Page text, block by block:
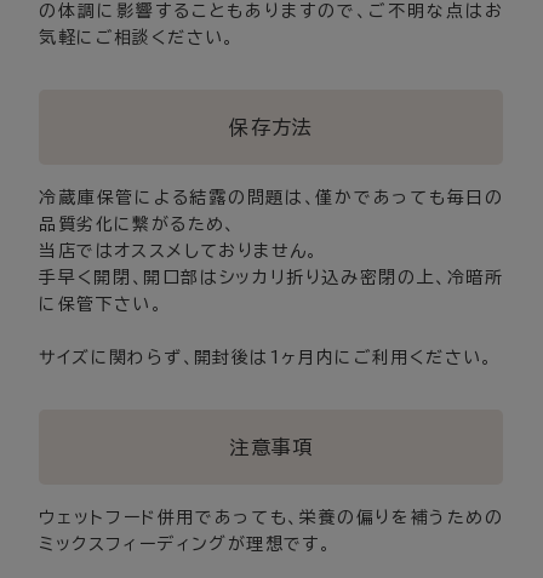
の体調に影響することもありますので、ご不明な点はお
気軽にご相談ください。
保存方法
冷蔵庫保管による結露の問題は、僅かであっても毎日の
品質劣化に繋がるため、
当店ではオススメしておりません。
手早く開閉、開口部はシッカリ折り込み密閉の上、冷暗所
に保管下さい。
サイズに関わらず、開封後は1ヶ月内にご利用ください。
注意事項
ウェットフード併用であっても、栄養の偏りを補うための
ミックスフィーディングが理想です。